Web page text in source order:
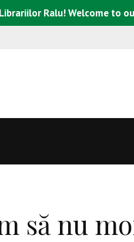
Ralu! Welcome to
să nu